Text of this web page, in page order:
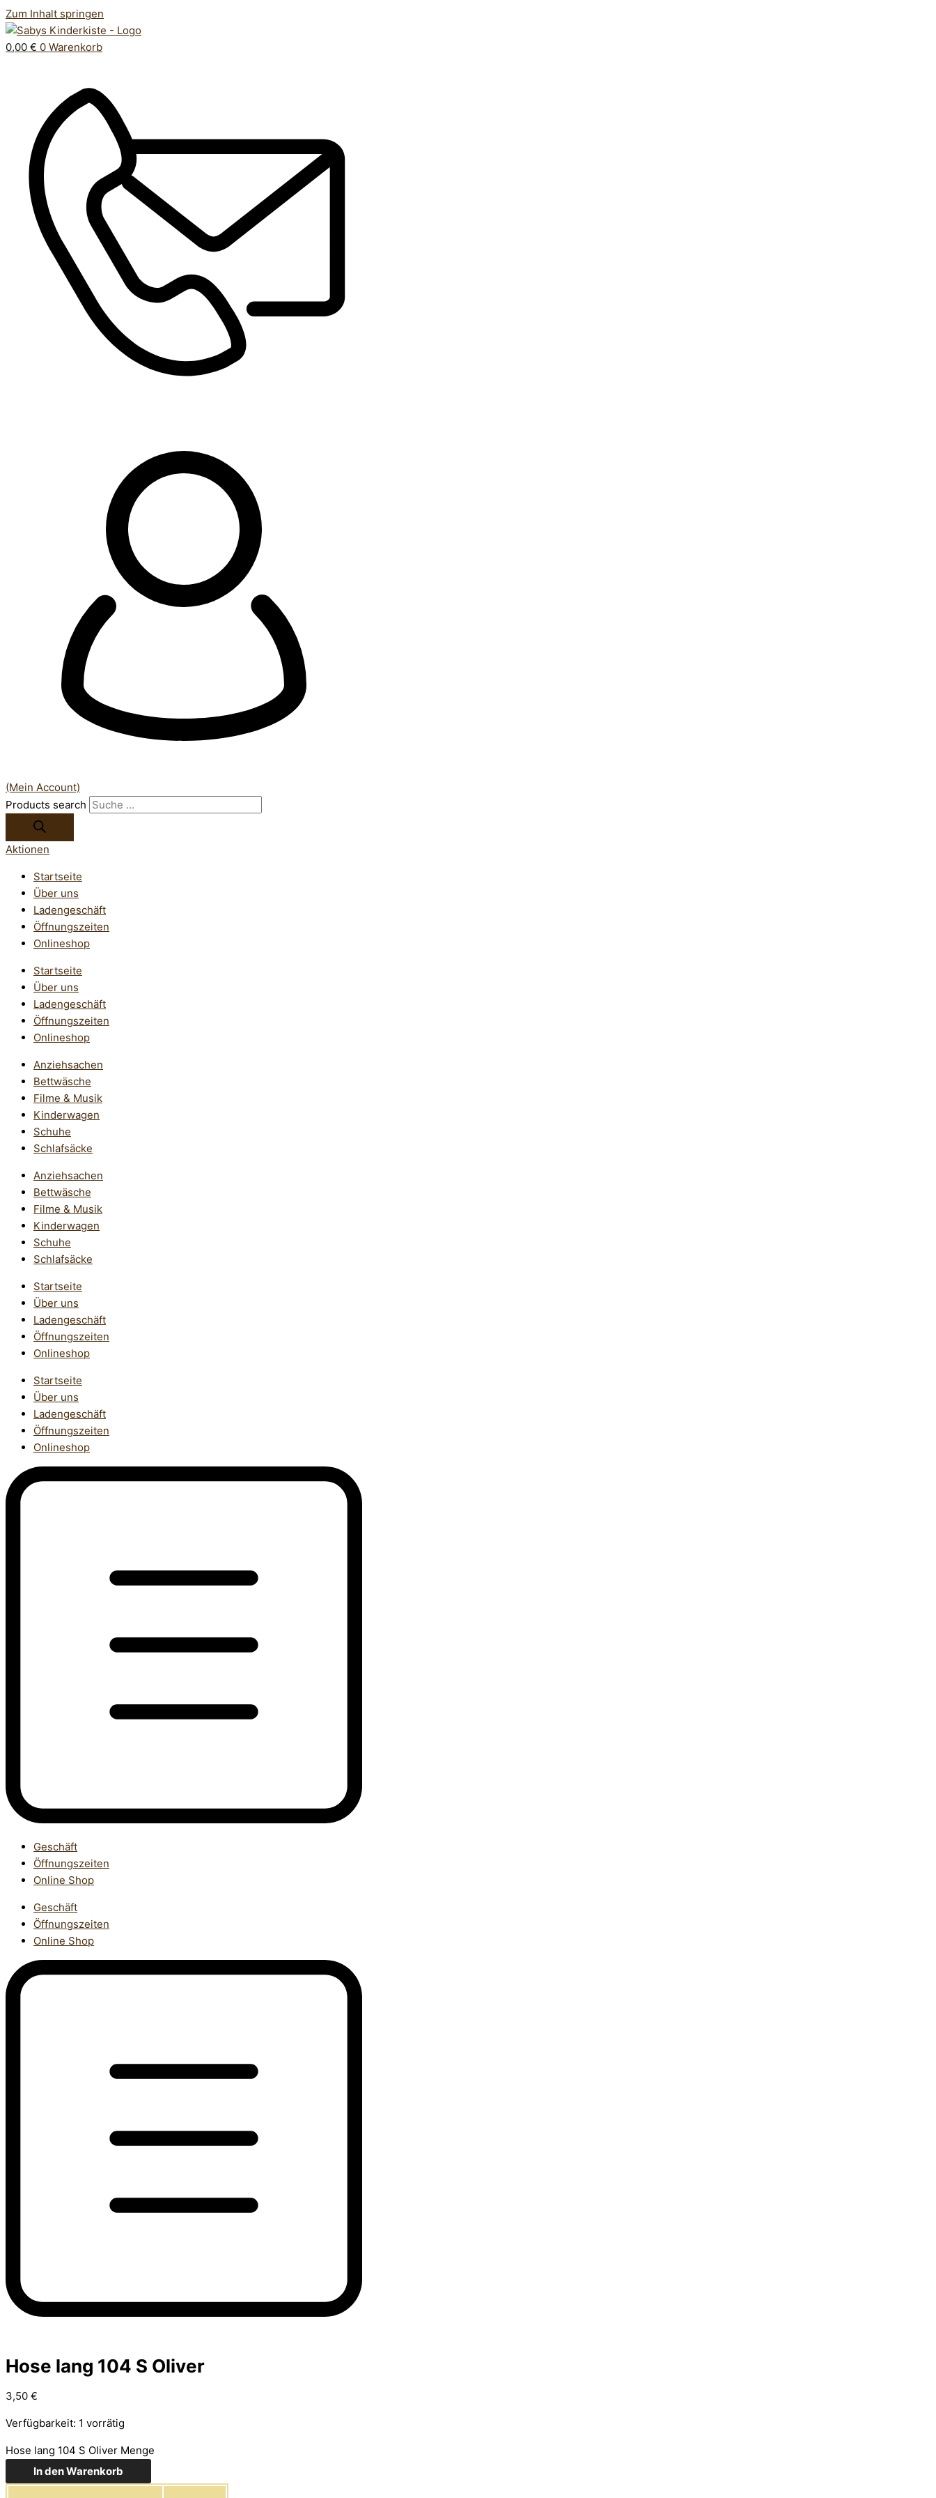
Zum Inhalt springen
0,00 € 0 Warenkorb
(Mein Account)
Products search
Aktionen
Startseite
Über uns
Ladengeschäft
Öffnungszeiten
Onlineshop
Startseite
Über uns
Ladengeschäft
Öffnungszeiten
Onlineshop
Anziehsachen
Bettwäsche
Filme & Musik
Kinderwagen
Schuhe
Schlafsäcke
Anziehsachen
Bettwäsche
Filme & Musik
Kinderwagen
Schuhe
Schlafsäcke
Startseite
Über uns
Ladengeschäft
Öffnungszeiten
Onlineshop
Startseite
Über uns
Ladengeschäft
Öffnungszeiten
Onlineshop
Geschäft
Öffnungszeiten
Online Shop
Geschäft
Öffnungszeiten
Online Shop
Hose lang 104 S Oliver
3,50 €
Verfügbarkeit: 1 vorrätig
Hose lang 104 S Oliver Menge
In den Warenkorb